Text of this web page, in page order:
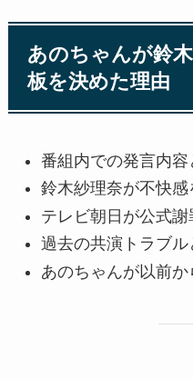
あのちゃんが鈴
板を決めた理由
番組内での発言内
鈴木紗理奈が不快
テレビ朝日が公式
過去の共演トラブ
あのちゃんが以前